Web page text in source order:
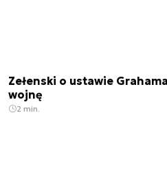
Zełenski o ustawie
wojnę
2 min.